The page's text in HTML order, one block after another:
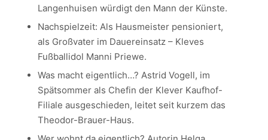
Langenhuisen würdigt den Mann der Künste.
Nachspielzeit: Als Hausmeister pensioniert,
als Großvater im Dauereinsatz – Kleves
Fußballidol Manni Priewe.
Was macht eigentlich…? Astrid Vogell, im
Spätsommer als Chefin der Klever Kaufhof-
Filiale ausgeschieden, leitet seit kurzem das
Theodor-Brauer-Haus.